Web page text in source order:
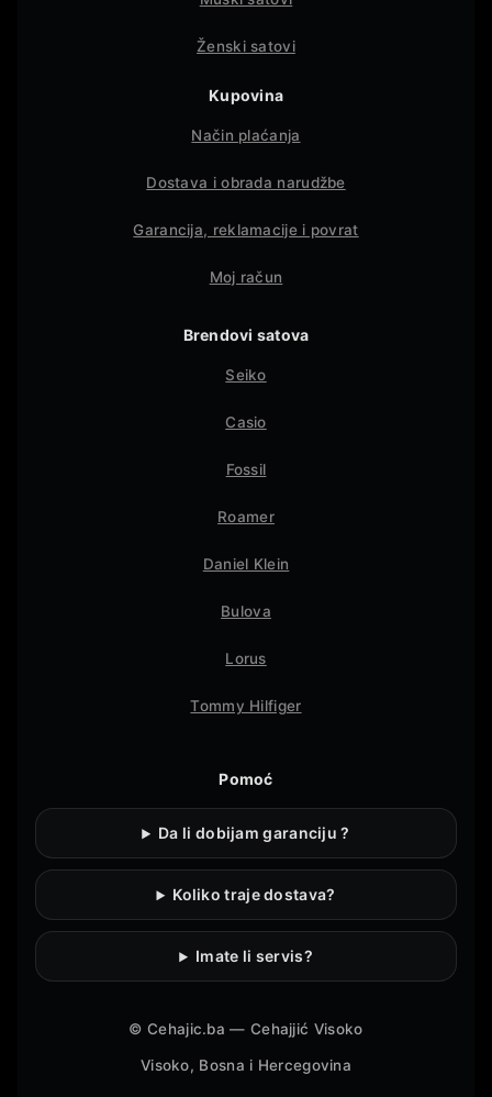
Ženski satovi
Kupovina
Način plaćanja
Dostava i obrada narudžbe
Garancija, reklamacije i povrat
Moj račun
Brendovi satova
Seiko
Casio
Fossil
Roamer
Daniel Klein
Bulova
Lorus
Tommy Hilfiger
Pomoć
Da li dobijam garanciju ?
Koliko traje dostava?
Imate li servis?
©Cehajic.ba — Cehajjić Visoko
Visoko, Bosna i Hercegovina